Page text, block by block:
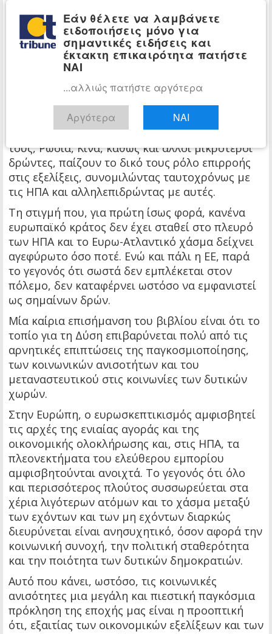
ανερχόμενη δύναμη απειλεί την
πρωτοκαθεδρία του.
Στο μέτωπο της Μέσης Ανατολής, ο πόλεμος
έχει καταδείξει, περισσότερο ίσως και από
αυτόν στην Ουκρανία, πώς αλληλεπιδρούν
πλέον μεταξύ τους οι πόλοι αυτού του
παγκόσμιου πολυπολικού συστήματος. Οι ΗΠΑ
διατηρούν ακόμα τον πρώτο ρόλο, αλλά
δυσκολεύονται να επιβάλλουν τη βούλησή
τους, Ρωσία, Κίνα, καθώς και άλλοι μικρότεροι
δρώντες, παίζουν το δικό τους ρόλο επιρροής
στις εξελίξεις, συνομιλώντας ταυτοχρόνως με
τις ΗΠΑ και αλληλεπιδρώντας με αυτές.
Τη στιγμή που, για πρώτη ίσως φορά, κανένα
ευρωπαϊκό κράτος δεν έχει σταθεί στο πλευρό
των ΗΠΑ και το Ευρω-Ατλαντικό χάσμα δείχνει
αγεφύρωτο όσο ποτέ. Ενώ και πάλι η ΕΕ, παρά
το γεγονός ότι σωστά δεν εμπλέκεται στον
πόλεμο, δεν καταφέρνει ωστόσο να εμφανιστεί
ως σημαίνων δρών.
Μία καίρια επισήμανση του βιβλίου είναι ότι το
τοπίο για τη Δύση επιβαρύνεται πολύ από τις
αρνητικές επιπτώσεις της παγκοσμιοποίησης,
των κοινωνικών ανισοτήτων και του
μεταναστευτικού στις κοινωνίες των δυτικών
χωρών.
Στην Ευρώπη, ο ευρωσκεπτικισμός αμφισβητεί
τις αρχές της ενιαίας αγοράς και της
οικονομικής ολοκλήρωσης και, στις ΗΠΑ, τα
πλεονεκτήματα του ελεύθερου εμπορίου
αμφισβητούνται ανοιχτά. Το γεγονός ότι όλο
και περισσότερος πλούτος συσσωρεύεται στα
χέρια λιγότερων ατόμων και το χάσμα μεταξύ
των εχόντων και των μη εχόντων διαρκώς
διευρύνεται είναι ανησυχητικό, όσον αφορά την
κοινωνική συνοχή, την πολιτική σταθερότητα
και την ποιότητα των δυτικών δημοκρατιών.
Αυτό που κάνει, ωστόσο, τις κοινωνικές
ανισότητες μια μεγάλη και πιεστική παγκόσμια
πρόκληση της εποχής μας είναι η προοπτική
ότι, εξαιτίας των οικονομικών εξελίξεων και των
Εάν θέλετε να λαμβάνετε
ειδοποιήσεις μόνο για
σημαντικές ειδήσεις και
έκτακτη επικαιρότητα πατήστε
ΝΑΙ
...αλλιώς πατήστε αργότερα
Αργότερα ΝΑΙ